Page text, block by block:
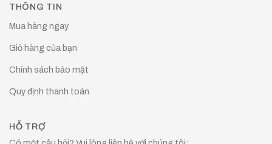
THÔNG TIN
Mua hàng ngay
Giỏ hàng của bạn
Chính sách bảo mật
Quy định thanh toán
HỖ TRỢ